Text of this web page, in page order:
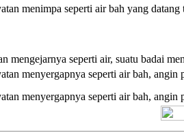
menimpa seperti air bah yang
mengejarnya seperti air, suatu badai
menyergapnya seperti air bah,
menyergapnya seperti air bah,